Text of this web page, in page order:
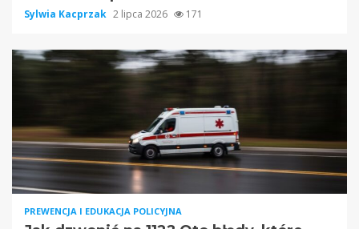
Sylwia Kacprzak 2 lipca 2026 171
PREWENCJA I EDUKACJA POLICYJNA